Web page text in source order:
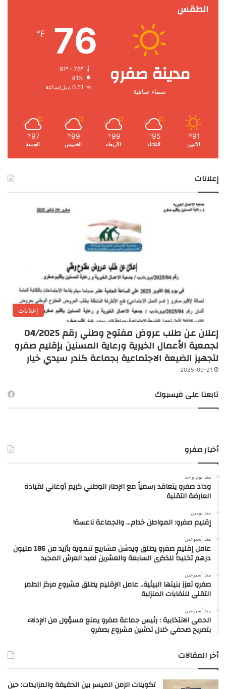
الطقس
مدينة صفرو
سماء صافية
76
℉
91º - 76º
41%
0.51 ميل/ساعة
91
℉
الأثنين
95
℉
الثلاثاء
99
℉
الأربعاء
99
℉
الخميس
97
℉
الجمعة
إعلانات
إعلانات
إعلان عن طلب عروض مفتوح وطني رقم 04/2025
لجمعية الأعمال الخيرية ورعاية المسنين بإقليم صفرو
لتجهيز الضيعة الاجتماعية بجماعة كندر سيدي خيار
2025-09-21
تابعنا على فيسبوك
أخبار صفرو
منذ يوم واحد
وداد صفرو يتعاقد رسمياً مع الإطار الوطني كريم أوغاني لقيادة
العارضة التقنية
منذ يومين
إقليم صفرو: المواطن خدام… والجماعة ناعسة!
منذ أسبوعين
عامل إقليم صفرو يطلق ويدشن مشاريع تنموية بأزيد من 186 مليون
درهم تخليداً للذكرى السابعة والعشرين لعيد العرش المجيد
منذ أسبوعين
صفرو تعزز بنيتها البيئية.. عامل الإقليم يطلق مشروع مركز الطمر
التقني للنفايات المنزلية
منذ أسبوعين
الحمى الانتخابية : رئيس جماعة صفرو يمنع مسؤول من الإدلاء
بتصريح صحفي خلال تدشين مشروع بصفرو
أخر المقالات
تكوينات الزمن الميسر بين الحقيقة والمزايدات: حين